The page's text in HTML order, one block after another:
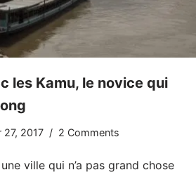
les Kamu, le novice qui
27, 2017 2 Comments
ville qui n’a pas grand chose